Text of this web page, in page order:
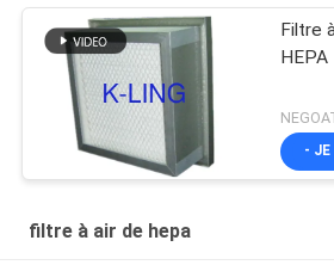
Filtre
HEPA
- JE
filtre à air de hepa